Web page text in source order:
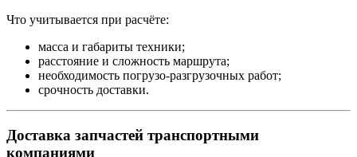
Что учитывается при расчёте:
масса и габариты техники;
расстояние и сложность маршрута;
необходимость погрузо-разгрузочных работ;
срочность доставки.
Доставка запчастей транспортными
компаниями